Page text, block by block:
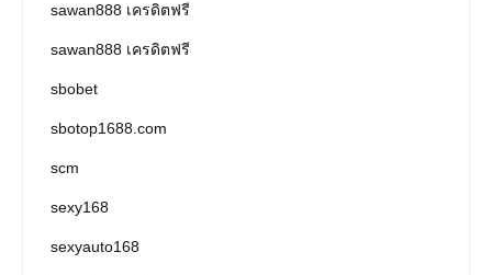
sawan888 เครดิตฟรี
sawan888 เครดิตฟรี
sbobet
sbotop1688.com
scm
sexy168
sexyauto168